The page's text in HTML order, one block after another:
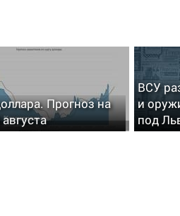
Прогноз на
ВСУ
и
под